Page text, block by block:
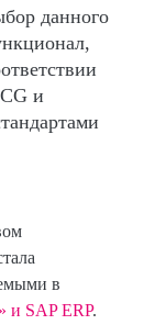
данного
и
в
и SAP ERP.